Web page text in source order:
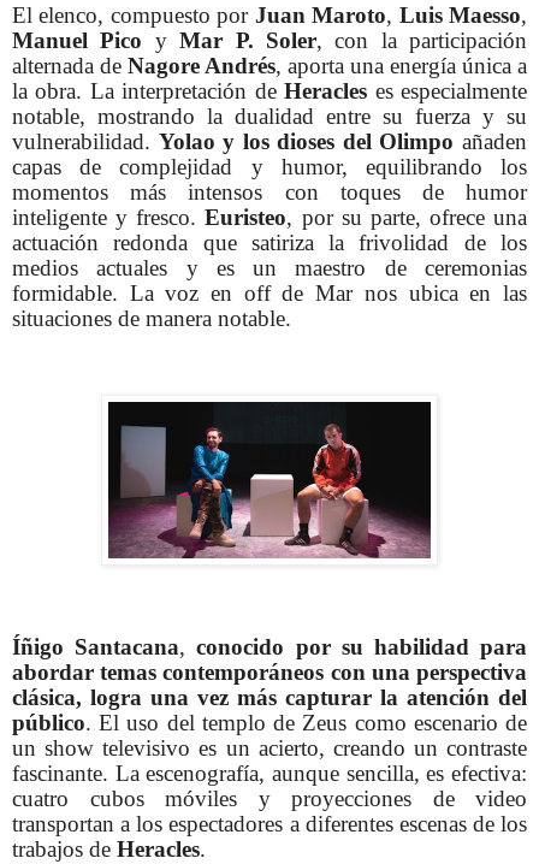
El elenco, compuesto por Juan Maroto, Luis Maesso,
Manuel Pico yMar P. Soler, con la participación
alternada de Nagore Andrés, aporta una energía única a
la obra. La interpretación deHeracles es especialmente
notable, mostrando la dualidad entre su fuerza y su
vulnerabilidad. Yolao y los dioses del Olimpo añaden
capas de complejidad y humor, equilibrando los
momentos más intensos con toques de humor
inteligente y fresco.Euristeo, por su parte, ofrece una
actuación redonda que satiriza la frivolidad de los
medios actuales y es un maestro de ceremonias
formidable. La voz en off de Mar nos ubica en las
situaciones de manera notable.
Íñigo Santacana,conocido por su habilidad para
abordar temas contemporáneos con una perspectiva
clásica, logra una vez más capturar la atención del
público. El uso del templo de Zeus como escenario de
un show televisivo es un acierto, creando un contraste
fascinante. La escenografía, aunque sencilla, es efectiva:
cuatro cubos móviles y proyecciones de video
transportan a los espectadores a diferentes escenas de los
trabajos de Heracles.